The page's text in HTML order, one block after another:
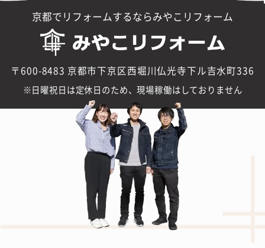
京都でリフォームするならみやこリフォーム
〒600-8483 京都市下京区西堀川仏光寺下ル吉水町336
日曜祝日は定休日のため、現場稼働はしておりません